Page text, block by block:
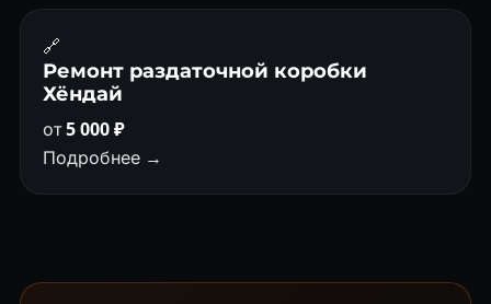
🔗
Ремонт раздаточной коробки
Хёндай
от5 000 ₽
Подробнее →